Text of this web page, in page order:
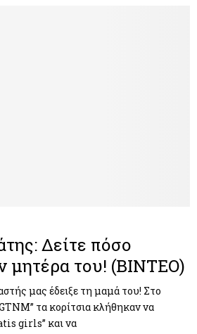
Δείτε πόσο
μητέρα του! (ΒΙΝΤΕΟ)
μας έδειξε τη μαμά του! Στο
τα κορίτσια κλήθηκαν να
girls” και να